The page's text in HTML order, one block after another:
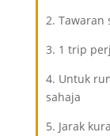
2. Tawaran
3. 1 trip
4. Untuk
sahaja
5. Jarak